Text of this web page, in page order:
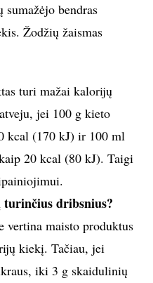
bendras
Žodžių žaismas
turi mažai kalorijų
jei 100 g kieto
kcal (170 kJ) ir 100 ml
20 kcal (80 kJ). Taigi
dribsnius?
vertina maisto produktus
kiekį. Tačiau, jei
iki 3 g skaidulinių